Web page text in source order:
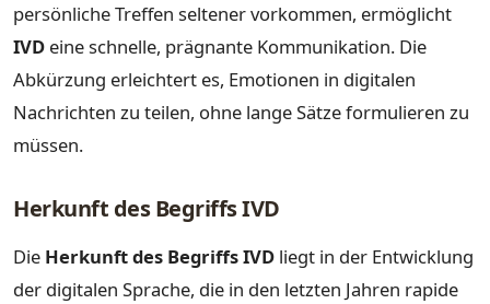
persönliche Treffen seltener vorkommen, ermöglicht
IVD eine schnelle, prägnante Kommunikation. Die
Abkürzung erleichtert es, Emotionen in digitalen
Nachrichten zu teilen, ohne lange Sätze formulieren zu
müssen.
Herkunft des Begriffs IVD
Die Herkunft des Begriffs IVD liegt in der Entwicklung
der digitalen Sprache, die in den letzten Jahren rapide